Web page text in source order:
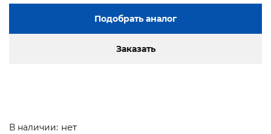
Подобрать аналог
Заказать
В наличии: нет